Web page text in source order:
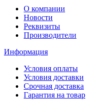
О компании
Новости
Реквизиты
Производители
Информация
Условия оплаты
Условия доставки
Срочная доставка
Гарантия на товар